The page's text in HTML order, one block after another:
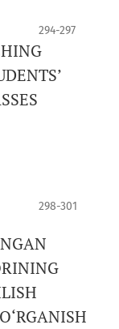
294-297
298-301